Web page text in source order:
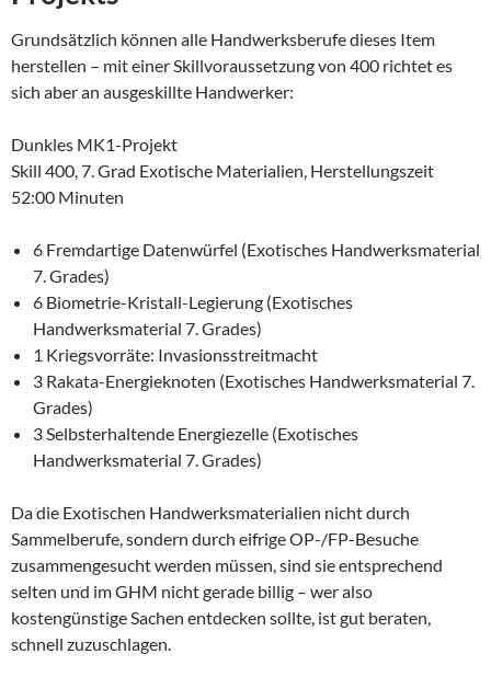
Grundsätzlich können alle Handwerksberufe dieses Item
herstellen – mit einer Skillvoraussetzung von 400 richtet es
sich aber an ausgeskillte Handwerker:
Dunkles MK1-Projekt
Skill 400, 7. Grad Exotische Materialien, Herstellungszeit
52:00 Minuten
6 Fremdartige Datenwürfel (Exotisches Handwerksmaterial
7. Grades)
6 Biometrie-Kristall-Legierung (Exotisches
Handwerksmaterial 7. Grades)
1 Kriegsvorräte: Invasionsstreitmacht
3 Rakata-Energieknoten (Exotisches Handwerksmaterial 7.
Grades)
3 Selbsterhaltende Energiezelle (Exotisches
Handwerksmaterial 7. Grades)
Da die Exotischen Handwerksmaterialien nicht durch
Sammelberufe, sondern durch eifrige OP-/FP-Besuche
zusammengesucht werden müssen, sind sie entsprechend
selten und im GHM nicht gerade billig – wer also
kostengünstige Sachen entdecken sollte, ist gut beraten,
schnell zuzuschlagen.